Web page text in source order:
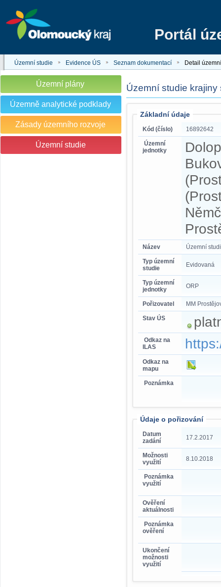
Portál
Územní studie Evidence ÚS Seznam dokumentací Detail
Územní plány
Územně analytické podklady
Zásady územního rozvoje
Územní studie
Územní studie
Základní údaje
Kód (číslo) 16892642
Územní
jednotky
Název Územní
Typ územní
studie
Evidovaná
Typ územní
jednotky
ORP
Pořizovatel MM
Stav ÚS
Odkaz na
ILAS
Odkaz na
mapu
Poznámka
Údaje o pořizování
Datum
zadání
17.2.2017
Možnosti
využití
8.10.2018
Poznámka
využití
Ověření
aktuálnosti
Poznámka
ověření
Ukončení
možnosti
využití